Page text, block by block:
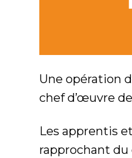
Une opération
chef d’œuvre
Les apprentis
rapprochant du